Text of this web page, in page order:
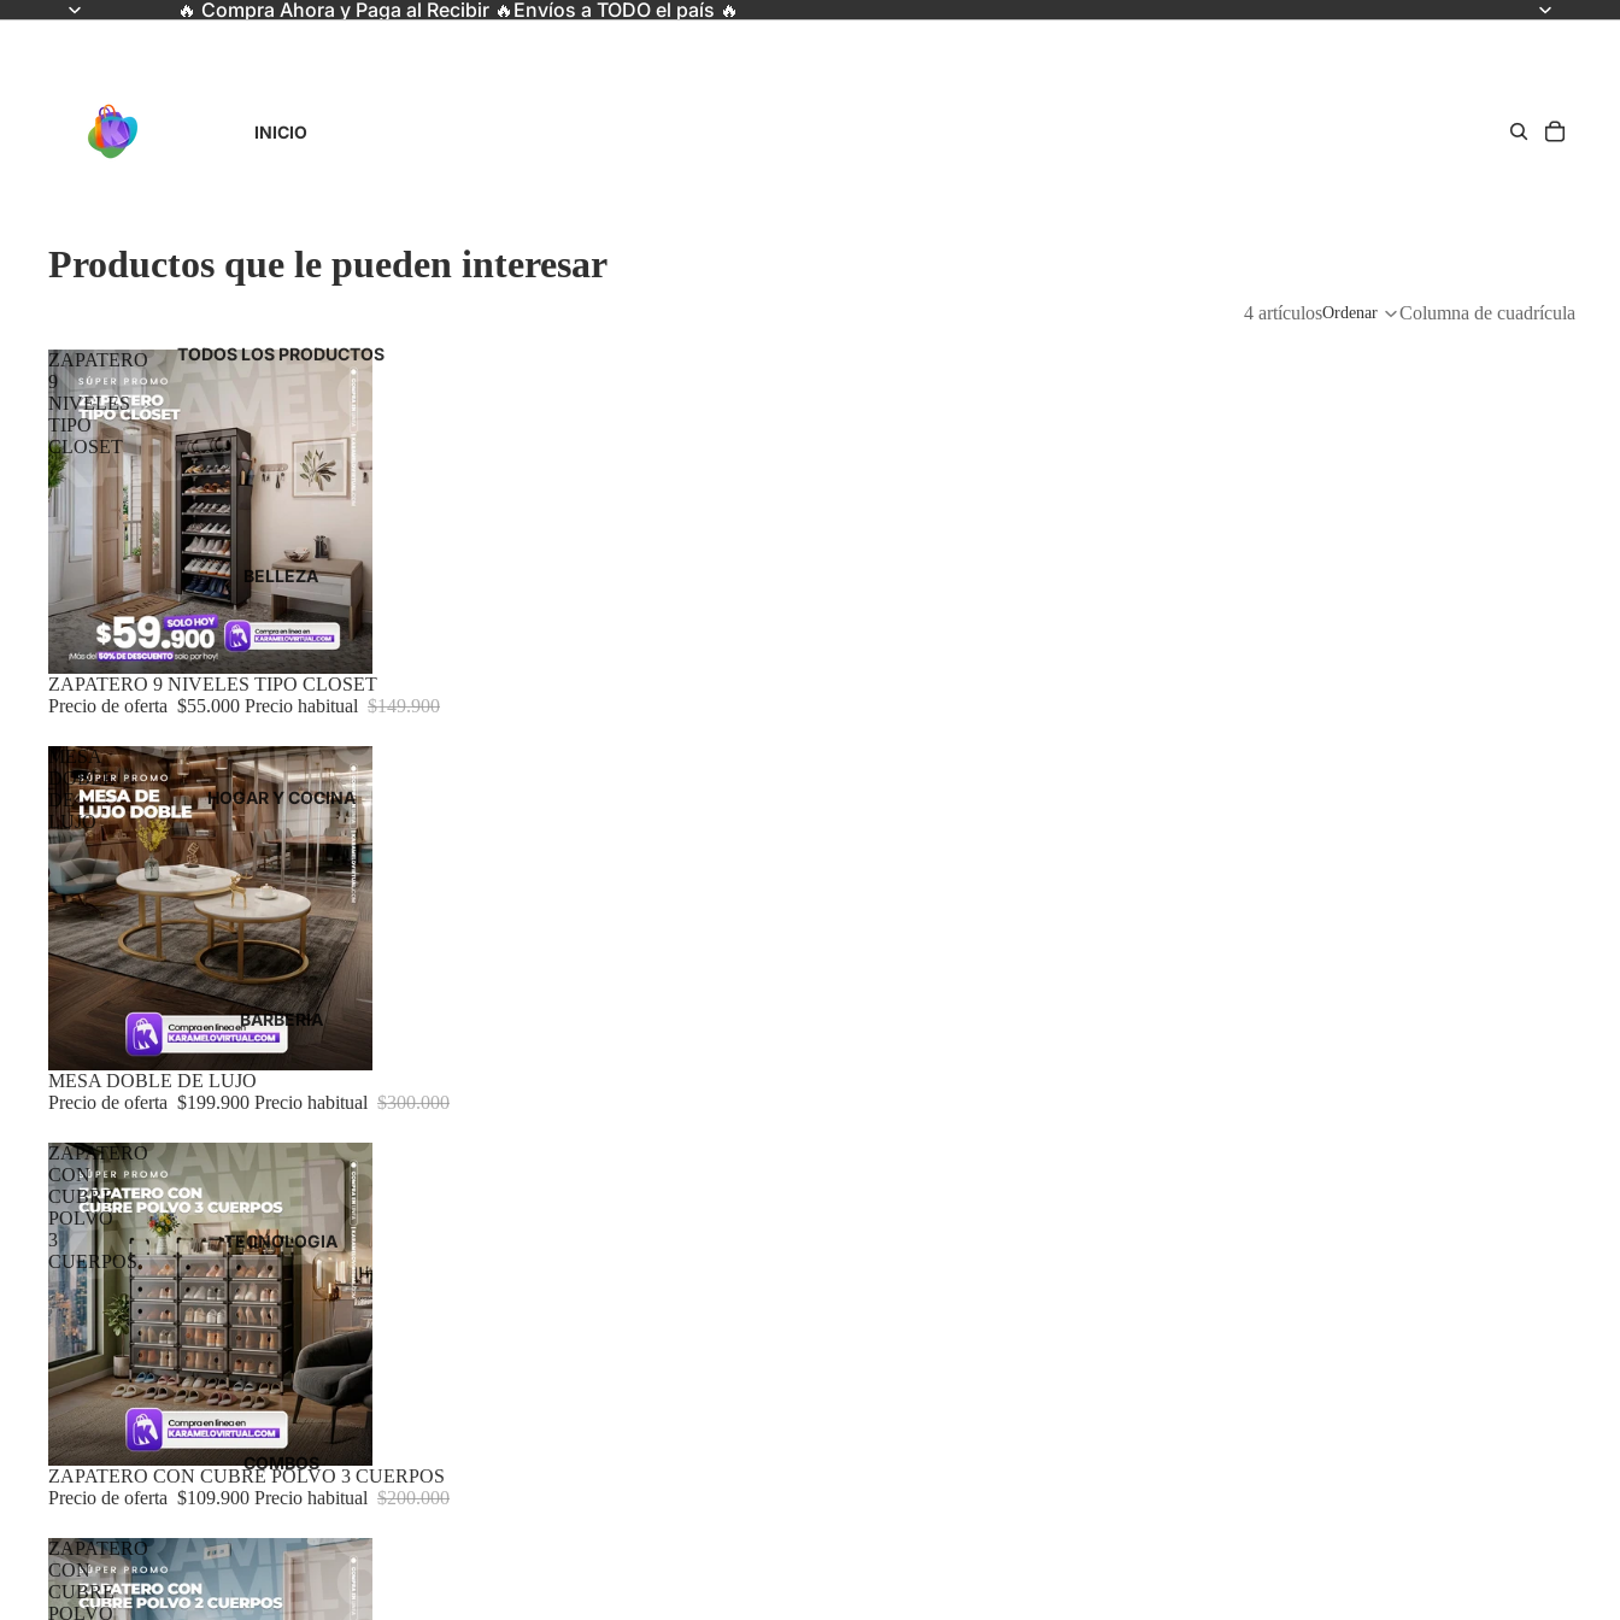
🔥 Compra Ahora y Paga al Recibir 🔥Envíos a TODO el país 🔥
INICIO
TODOS LOS PRODUCTOS
BELLEZA
HOGAR Y COCINA
BARBERIA
TECNOLOGIA
COMBOS
Productos que le pueden interesar
4 artículosOrdenar Columna de cuadrícula
ZAPATERO
9
NIVELES
TIPO
CLOSET
Oferta
ZAPATERO 9 NIVELES TIPO CLOSET
Precio de oferta $55.000 Precio habitual $149.900
MESA
DOBLE
DE
LUJO
Oferta
MESA DOBLE DE LUJO
Precio de oferta $199.900 Precio habitual $300.000
ZAPATERO
CON
CUBRE
POLVO
3
CUERPOS
Oferta
ZAPATERO CON CUBRE POLVO 3 CUERPOS
Precio de oferta $109.900 Precio habitual $200.000
ZAPATERO
CON
CUBRE
POLVO